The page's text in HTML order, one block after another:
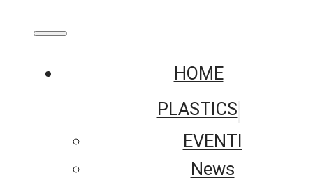
HOME
PLASTICS
EVENTI
News